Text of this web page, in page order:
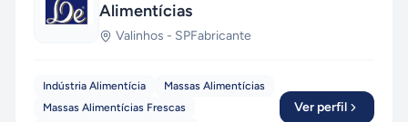
Alimentícias
Valinhos - SPFabricante
Indústria Alimentícia
Massas Alimentícias
Massas Alimentícias Frescas
Ver perfil